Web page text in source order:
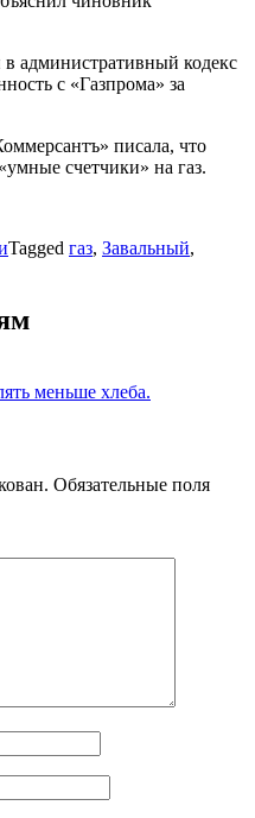
административный кодекс
с «Газпрома» за
писала, что
счетчики» на газ.
Tagged газ, Завальный,
меньше хлеба.
Обязательные поля